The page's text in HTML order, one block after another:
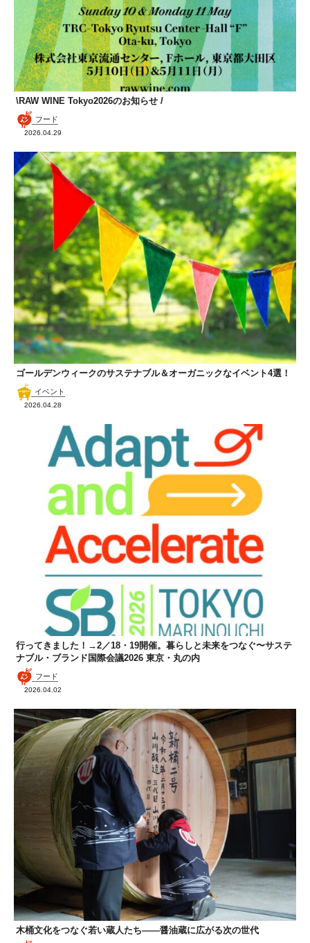
\RAW WINE Tokyo2026のお知らせ /
フード
2026.04.29
ゴールデンウィークのサステナブル＆オーガニックなイベント4選！
イベント
2026.04.28
行ってきました！→2／18・19開催。暮らしと未来をつなぐ〜サステ
ナブル・ブランド国際会議2026 東京・丸の内
フード
2026.04.02
木桶文化をつなぐ若い蔵人たち——醤油蔵に広がる次の世代